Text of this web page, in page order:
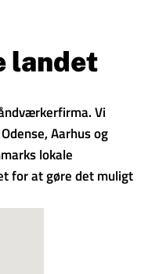
landet
Vi
Aarhus og
lokale
for at gøre det muligt